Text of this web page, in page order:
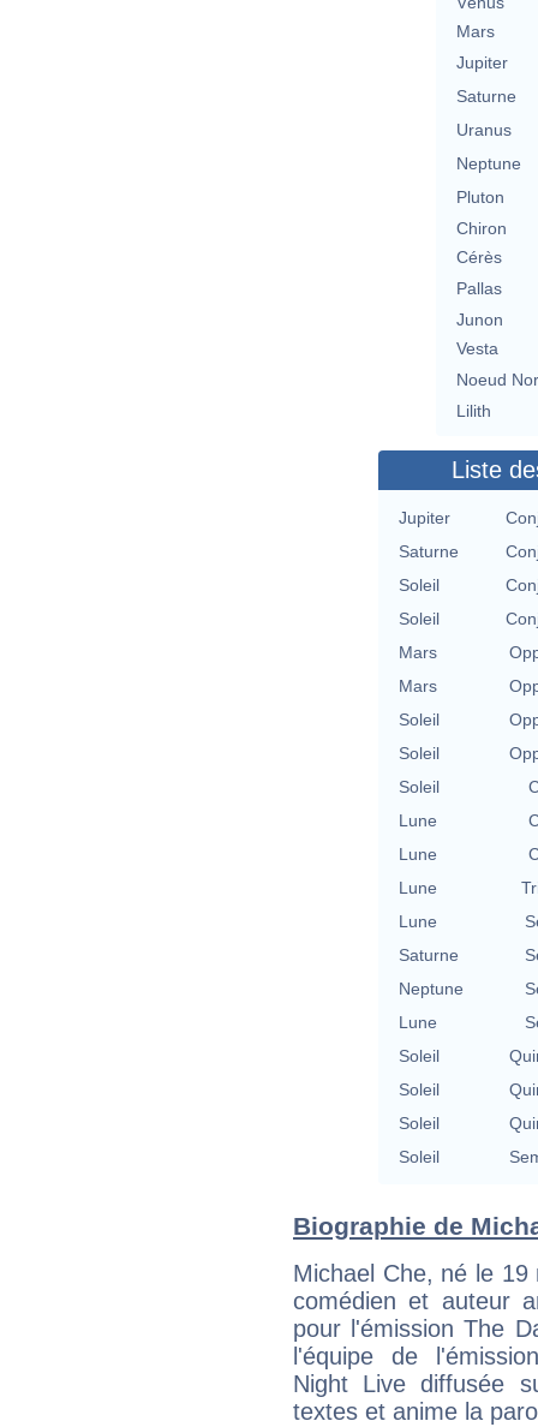
Mars
Jupiter
Saturne
Uranus
Neptune
Pluton
Chiron
Cérès
Pallas
Junon
Vesta
Noeud
Lilith
Liste
Jupiter
Saturne
Soleil
Soleil
Mars
Mars
Soleil
Soleil
Soleil
Lune
Lune
Lune
Lune
Saturne
Neptune
Lune
Soleil
Soleil
Soleil
Soleil
Biographie de
Michael Che, né le
comédien et auteur
pour l'émission The
l'équipe de
Night Live diffusée
textes et anime la